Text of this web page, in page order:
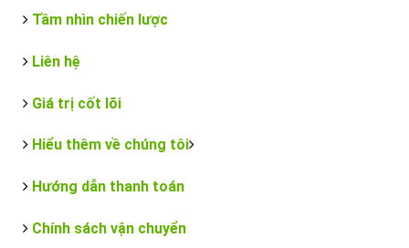
Tầm nhìn chiến lược
Liên hệ
Giá trị cốt lõi
Hiểu thêm về chúng tôi
Hướng dẫn thanh toán
Chính sách vận chuyển